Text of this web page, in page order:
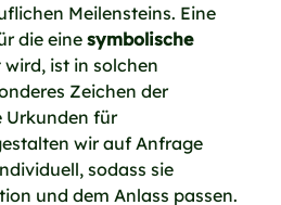
Meilensteins. Eine
die eine symbolische
ist in solchen
Zeichen der
Urkunden für
wir auf Anfrage
sodass sie
und dem Anlass passen.